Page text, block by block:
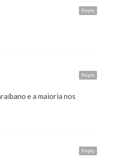
Reply
Reply
e a maioria nos
Reply